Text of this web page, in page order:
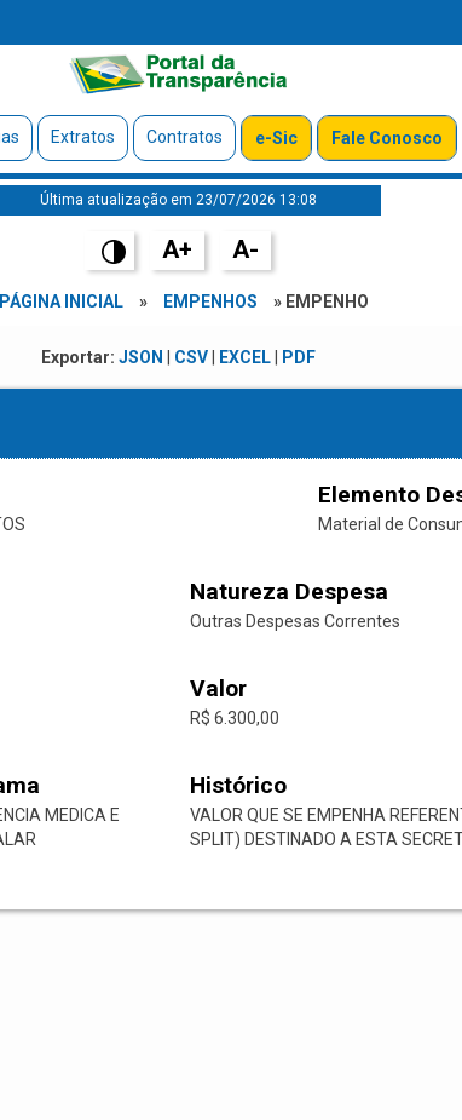
Extratos Contratos e-Sic Fale Conosco
Última atualização em 23/07/2026 13:08
A+ A-
PÁGINA INICIAL » EMPENHOS » EMPENHO
Exportar: JSON CSV| EXCEL| PDF
Elemento
Material de
Natureza Despesa
Outras Despesas Correntes
Valor
R$ 6.300,00
MEDICA E
Histórico
VALOR QUE SE EMPENHA
SPLIT) DESTINADO A ESTA